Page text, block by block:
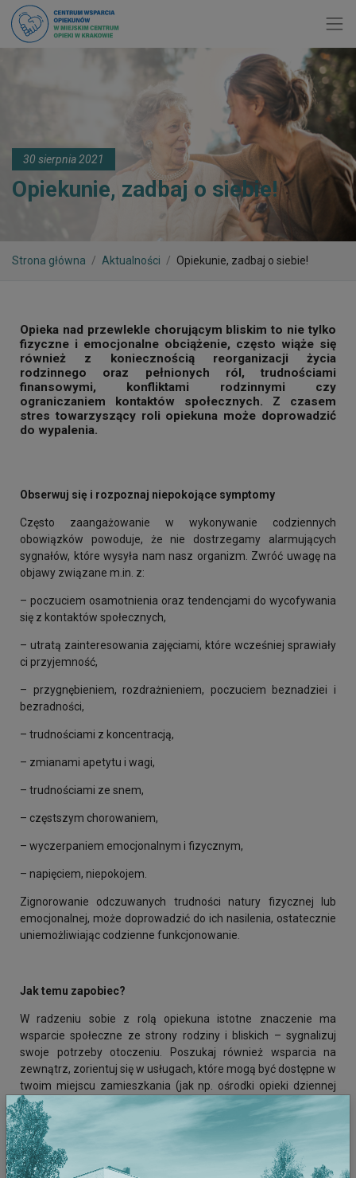
30 sierpnia 2021
Opiekunie, zadbaj o siebie!
Strona główna Aktualności Opiekunie, zadbaj o siebie!
Opieka nad przewlekle chorującym bliskim to nie tylko
fizyczne i emocjonalne obciążenie, często wiąże się
również z koniecznością reorganizacji życia
rodzinnego oraz pełnionych ról, trudnościami
finansowymi, konfliktami rodzinnymi czy
ograniczaniem kontaktów społecznych. Z czasem
stres towarzyszący roli opiekuna może doprowadzić
do wypalenia.
Obserwuj się i rozpoznaj niepokojące symptomy
Często zaangażowanie w wykonywanie codziennych
obowiązków powoduje, że nie dostrzegamy alarmujących
sygnałów, które wysyła nam nasz organizm. Zwróć uwagę na
objawy związane m.in. z:
– poczuciem osamotnienia oraz tendencjami do wycofywania
się z kontaktów społecznych,
– utratą zainteresowania zajęciami, które wcześniej sprawiały
ci przyjemność,
– przygnębieniem, rozdrażnieniem, poczuciem beznadziei i
bezradności,
– trudnościami z koncentracją,
– zmianami apetytu i wagi,
– trudnościami ze snem,
– częstszym chorowaniem,
– wyczerpaniem emocjonalnym i fizycznym,
– napięciem, niepokojem.
Zignorowanie odczuwanych trudności natury fizycznej lub
emocjonalnej, może doprowadzić do ich nasilenia, ostatecznie
uniemożliwiając codzienne funkcjonowanie.
Jak temu zapobiec?
W radzeniu sobie z rolą opiekuna istotne znaczenie ma
wsparcie społeczne ze strony rodziny i bliskich – sygnalizuj
swoje potrzeby otoczeniu. Poszukaj również wsparcia na
zewnątrz, zorientuj się w usługach, które mogą być dostępne w
twoim miejscu zamieszkania (jak np. ośrodki opieki dziennej
dla dorosłych, pomoc realizowana przez organizacje
przykościelne, posiłki dostarczane do domu, opieka zastępcza,
usługi transportowe). Jeżeli czujesz się przytłoczony
nadmiarem obowiązków, spróbuj podzielić je na mniejsze
zadania, nadając im priorytety (być może nie wszystkie są tak